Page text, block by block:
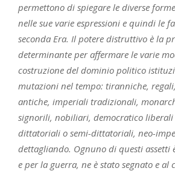
permettono di spiegare le diverse
nelle sue varie espressioni e quindi le
seconda Era. Il potere distruttivo è la
determinante per affermare le varie
costruzione del dominio politico
mutazioni nel tempo: tiranniche,
antiche, imperiali tradizionali,
signorili, nobiliari, democratico
dittatoriali o semi-dittatoriali, neo-
dettagliando. Ognuno di questi assetti
e per la guerra, ne è stato segnato e al